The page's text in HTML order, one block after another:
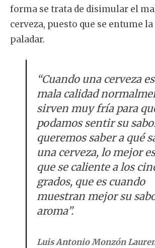
forma se trata de disimular el
cerveza, puesto que se entume
paladar.
“Cuando una cerveza
mala calidad
sirven muy fría para
podamos sentir su
queremos saber a qué
una cerveza, lo mejor
que se caliente a los
grados, que es cuando
muestran mejor su
aroma”.
Luis Antonio Monzón